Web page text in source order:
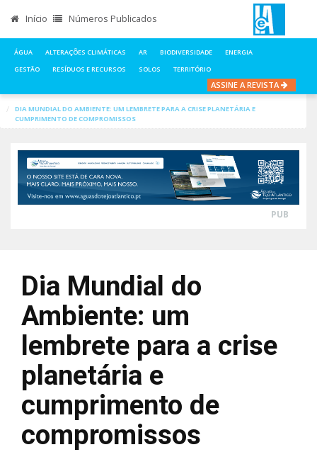
Início Números Publicados
ÁGUA ALTERAÇÕES CLIMÁTICAS AR BIODIVERSIDADE
ENERGIA
GESTÃO
RESÍDUOS E RECURSOS SOLOS TERRITÓRIO
ASSINE A REVISTA
DIA MUNDIAL DO AMBIENTE: UM LEMBRETE PARA A CRISE PLANETÁRIA E
CUMPRIMENTO DE COMPROMISSOS
PUB
Dia Mundial do
Ambiente: um
lembrete para a crise
planetária e
cumprimento de
compromissos